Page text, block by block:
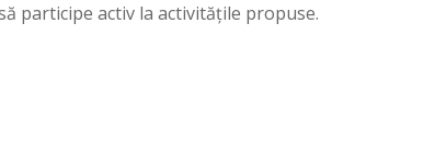
participe activ la activitățile propuse.